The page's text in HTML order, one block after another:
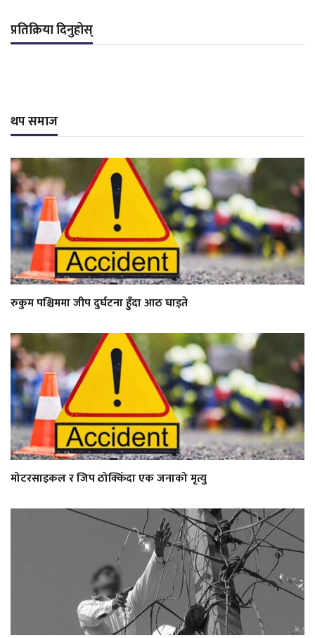
प्रतिक्रिया दिनुहोस्
थप समाज
रुकुम पश्चिममा जीप दुर्घटना हुँदा आठ घाइते
मोटरसाइकल र जिप ठोक्किँदा एक जनाको मृत्यु